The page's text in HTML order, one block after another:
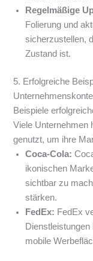
Regelmäßige
Folierung und
sicherzustellen,
Zustand ist.
5. Erfolgreiche
Beispiele
Viele Unternehmen
genutzt, um ihre
Coca-Cola:
ikonischen
sichtbar zu
stärken.
FedEx: FedEx
mobile